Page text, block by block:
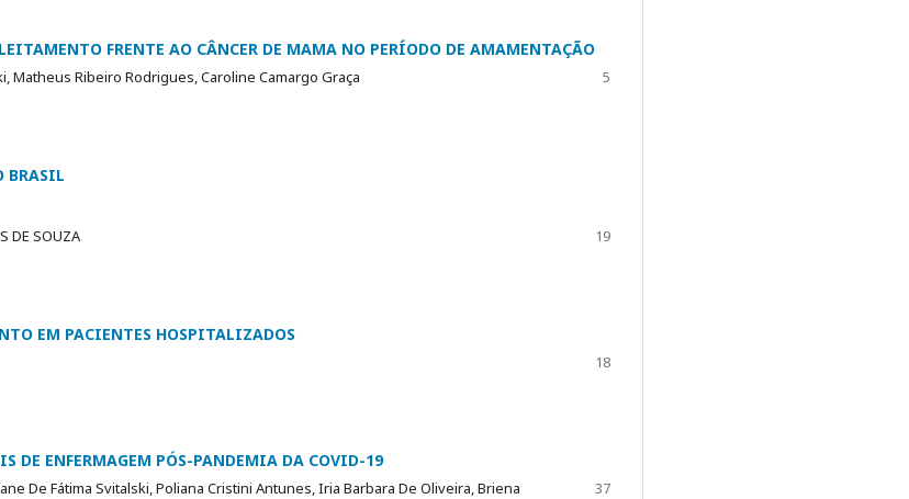
FRENTE AO CÂNCER DE MAMA NO PERÍODO DE AMAMENTAÇÃO
Matheus Ribeiro Rodrigues, Caroline Camargo Graça
5
BRASIL
DE SOUZA
19
EM PACIENTES HOSPITALIZADOS
18
DE ENFERMAGEM PÓS-PANDEMIA DA COVID-19
De Fátima Svitalski, Poliana Cristini Antunes, Iria Barbara De Oliveira, Briena
37